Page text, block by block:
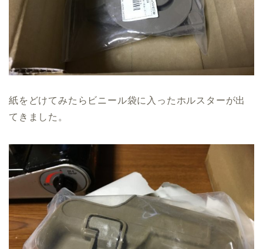
紙をどけてみたらビニール袋に入ったホルスターが出
てきました。